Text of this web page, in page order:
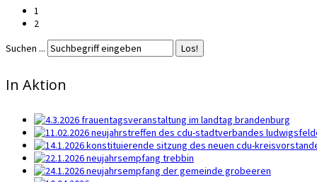
1
2
Suchen ...
Los!
In Aktion